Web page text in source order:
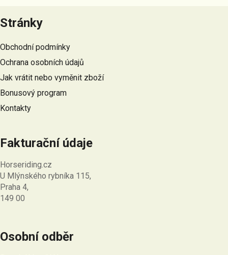
á
p
a
t
í
Stránky
Obchodní podmínky
Ochrana osobních údajů
Jak vrátit nebo vyměnit zboží
Bonusový program
Kontakty
Fakturační údaje
Horseriding.cz
U Mlýnského rybníka 115,
Praha 4,
149 00
Osobní odběr